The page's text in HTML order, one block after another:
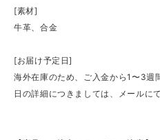
[素材]
牛革、合金
[お届け予定日]
海外在庫のため、ご入金から1〜3週
日の詳細につきましては、メールに